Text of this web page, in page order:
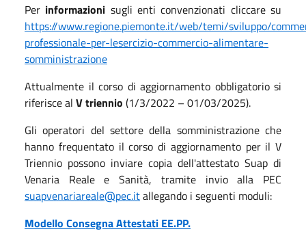
Per informazioni sugli enti convenzionati cliccare su
https://www.regione.piemonte.it/web/temi/sviluppo/
professionale-per-lesercizio-commercio-alimentare-
somministrazione
Attualmente il corso di aggiornamento obbligatorio si
riferisce al V triennio (1/3/2022 – 01/03/2025).
Gli operatori del settore della somministrazione che
hanno frequentato il corso di aggiornamento per il V
Triennio possono inviare copia dell'attestato Suap di
Venaria Reale e Sanità, tramite invio alla PEC
suapvenariareale@pec.itallegando i seguenti moduli:
Modello Consegna Attestati EE.PP.